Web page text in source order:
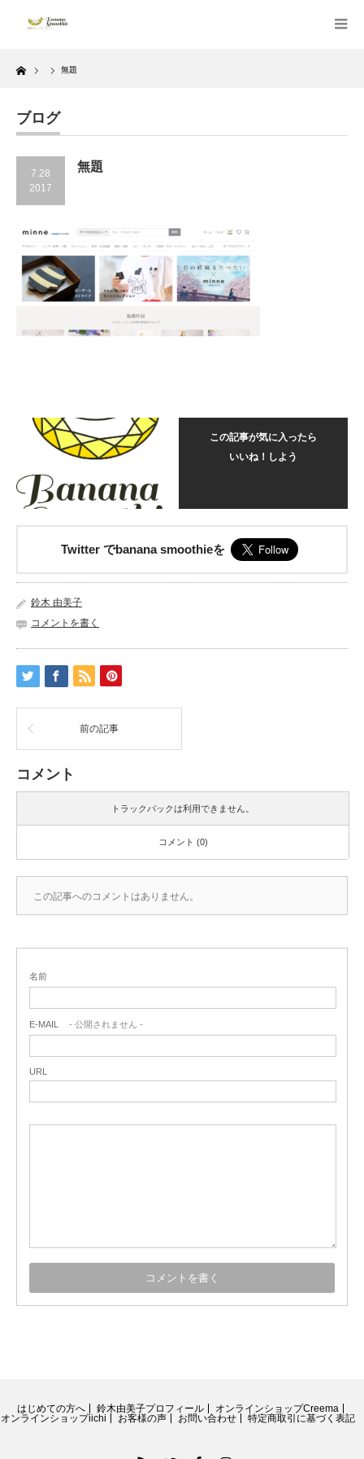
Home 無題
ブログ
7.28
2017
無題
この記事が気に入ったら
いいね！しよう
Twitter でbanana smoothieを
鈴木 由美子
コメントを書く
前の記事
コメント
トラックバックは利用できません。
コメント (0)
この記事へのコメントはありません。
名前
E-MAIL - 公開されません -
URL
はじめての方へ 鈴木由美子プロフィール
オンラインショップCreema
オンラインショップiichi
お客様の声 お問い合わせ 特定商取引に基づく表記
FacebookInstagram